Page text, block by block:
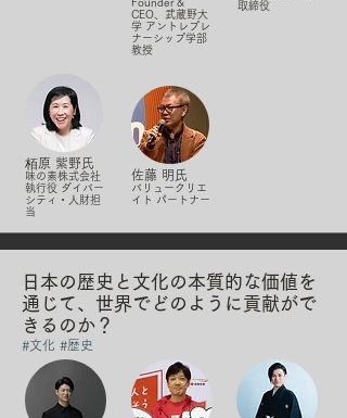
日本の歴史と文化の本質的な価値を
通じて、世界でどのように貢献がで
きるのか？
#文化 #歴史
栢原 紫野氏
味の素株式会社
執行役 ダイバー
シティ・人財担
当
Founder &
CEO、武蔵野大
学 アントレプレ
ナーシップ学部
教授
佐藤 明氏
バリュークリエ
イト パートナー
取締役